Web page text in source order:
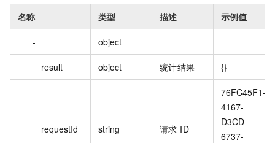
名称 类型 描述 示例值
object
result object 统计结果 {}
requestId string 请求 ID
76FC45F1-
4167-
D3CD-
6737-